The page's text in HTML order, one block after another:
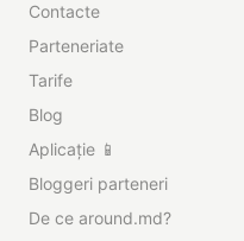
Contacte
Parteneriate
Tarife
Blog
Aplicație 📱
Bloggeri parteneri
De ce around.md?